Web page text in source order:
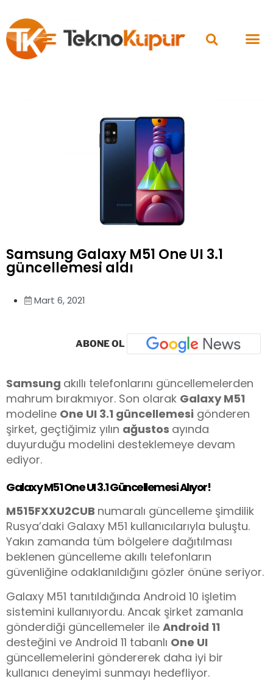
Samsung Galaxy M51 One UI 3.1
güncellemesi aldı
Mart 6, 2021
ABONE OL
Samsung akıllı telefonlarını güncellemelerden
mahrum bırakmıyor. Son olarak Galaxy M51
modeline One UI 3.1 güncellemesi gönderen
şirket, geçtiğimiz yılın ağustos ayında
duyurduğu modelini desteklemeye devam
ediyor.
Galaxy M51 One UI 3.1 Güncellemesi Alıyor!
M515FXXU2CUB numaralı güncelleme şimdilik
Rusya’daki Galaxy M51 kullanıcılarıyla buluştu.
Yakın zamanda tüm bölgelere dağıtılması
beklenen güncelleme akıllı telefonların
güvenliğine odaklanıldığını gözler önüne seriyor.
Galaxy M51 tanıtıldığında Android 10 işletim
sistemini kullanıyordu. Ancak şirket zamanla
gönderdiği güncellemeler ile Android 11
desteğini ve Android 11 tabanlı One UI
güncellemelerini göndererek daha iyi bir
kullanıcı deneyimi sunmayı hedefliyor.